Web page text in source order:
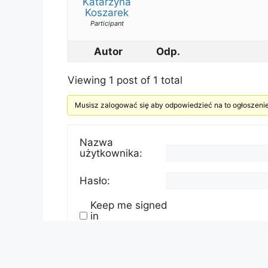
Koszarek
Participant
Autor Odp.
Viewing 1 post of 1 total
Musisz zalogować się aby odpowiedzieć na to
Nazwa
użytkownika:
Hasło:
Keep me signed
in